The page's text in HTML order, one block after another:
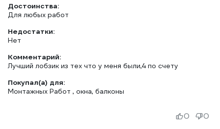
Достоинства:
Для любых работ
Недостатки:
Нет
Комментарий:
Лучший лобзик из тех что у меня были,4 по счету
Покупал(а) для:
Монтажных Работ , окна, балконы
0 0